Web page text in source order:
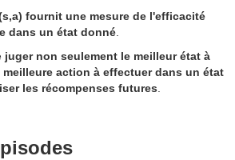
fournit une mesure de l'efficacité
dans un état donné
juger non seulement le meilleur état à
action à effectuer dans un état
les récompenses futures